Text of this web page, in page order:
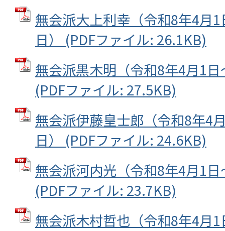
無会派大上利幸（令和8年4月
日） (PDFファイル: 26.1KB)
無会派黒木明（令和8年4月1
(PDFファイル: 27.5KB)
無会派伊藤皇士郎（令和8年4
日） (PDFファイル: 24.6KB)
無会派河内光（令和8年4月1
(PDFファイル: 23.7KB)
無会派木村哲也（令和8年4月